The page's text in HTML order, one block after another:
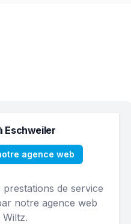
Eschweiler
agence web
de service
notre agence web